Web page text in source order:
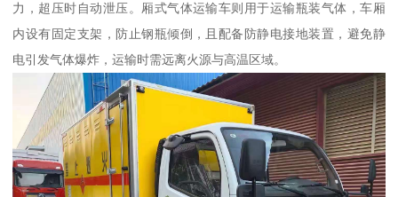
力，超压时自动泄压。厢式气体运输车则用于运输瓶装气体，车厢
内设有固定支架，防止钢瓶倾倒，且配备防静电接地装置，避免静
电引发气体爆炸，运输时需远离火源与高温区域。​